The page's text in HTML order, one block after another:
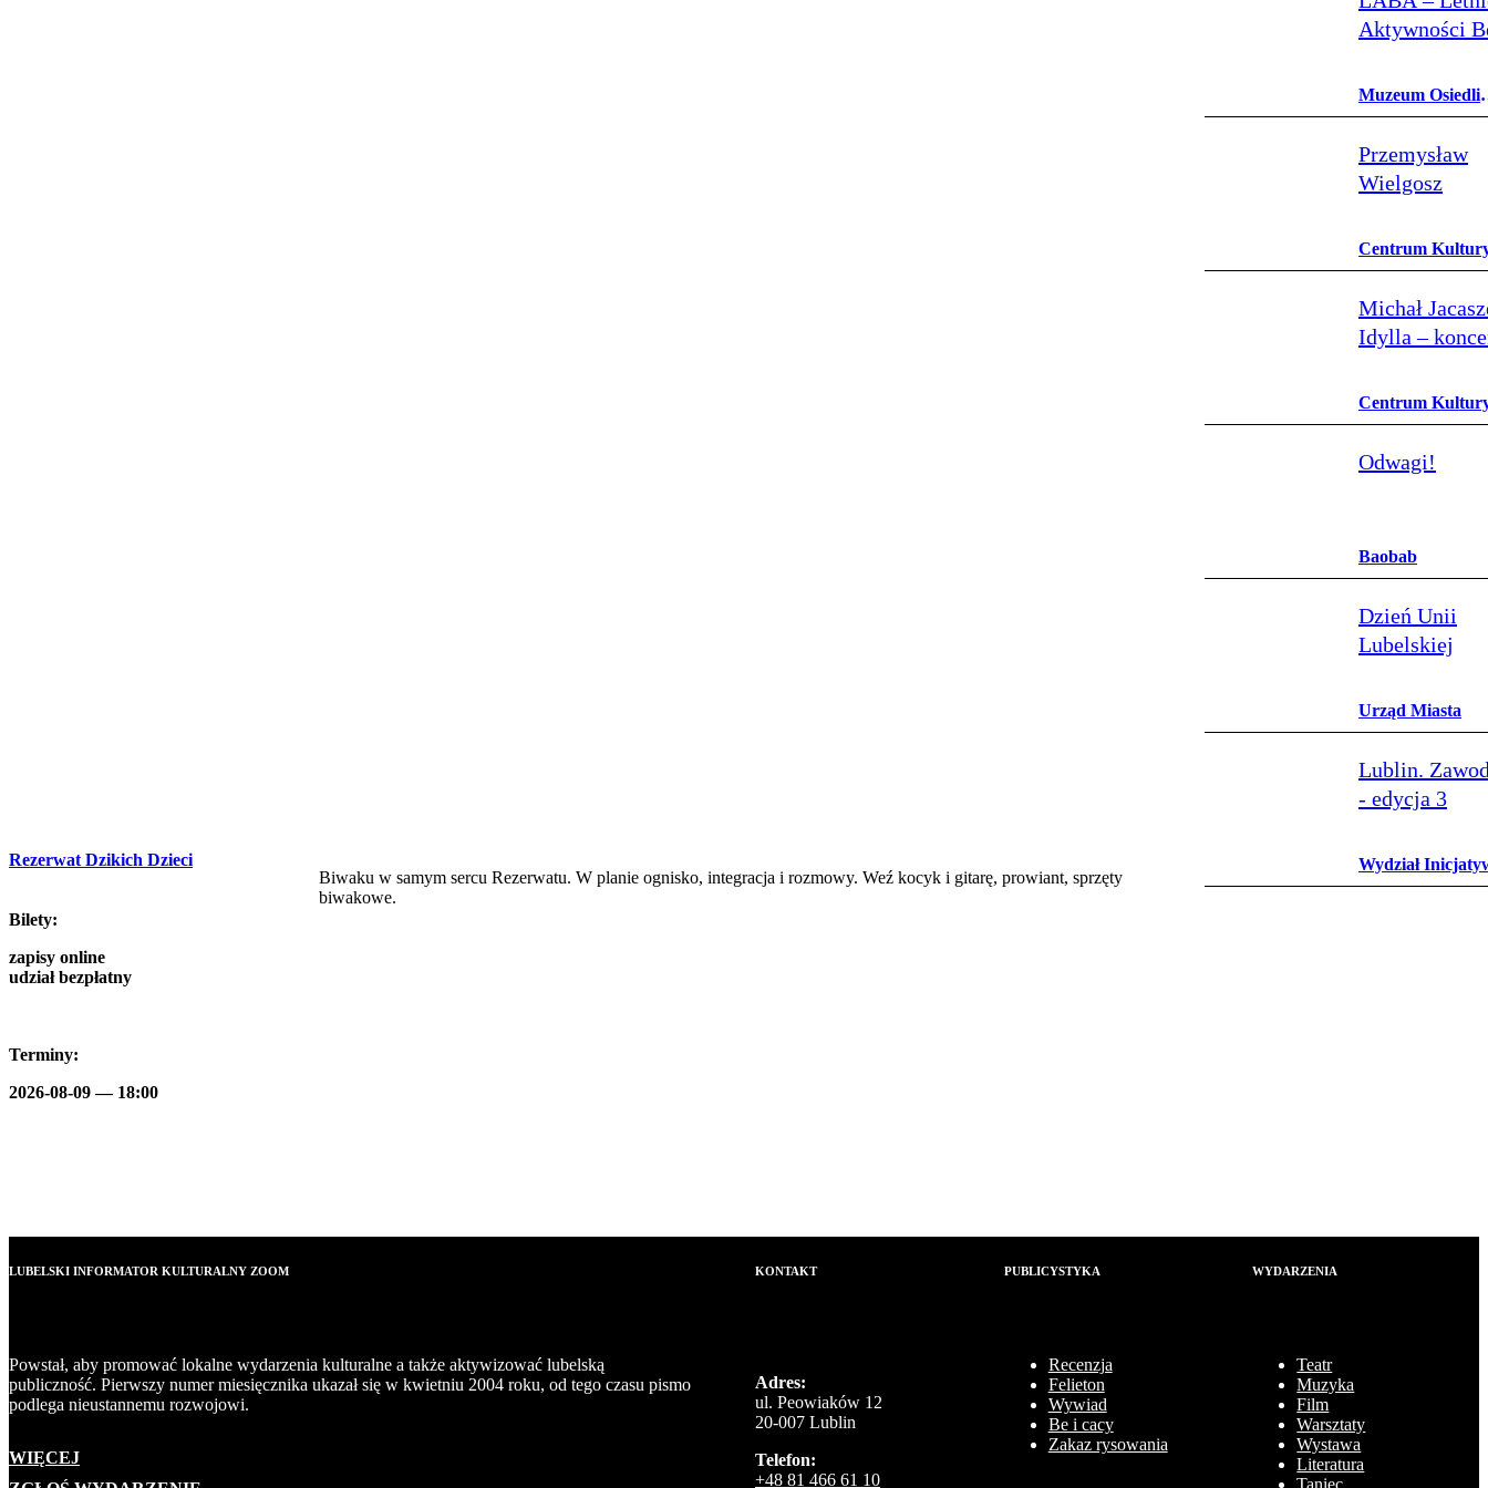
Rezerwat Dzikich Dzieci
Bilety:
zapisy online
udział bezpłatny
Terminy:
2026-08-09 — 18:00
Biwaku w samym sercu Rezerwatu. W planie ognisko, integracja i rozmowy. Weź kocyk i gitarę, prowiant, sprzęty
biwakowe.
Aktywności
Muzeum Osiedli
Mieszkaniowych
Przemysław
Wielgosz
Centrum
Lublinie
Michał
Idylla –
Centrum
Lublinie
Odwagi!
Baobab
Dzień Unii
Lubelskiej
Urząd Miasta
Lublin.
- edycja 3
Wydział
Programów
LUBELSKI INFORMATOR KULTURALNY ZOOM
Powstał, aby promować lokalne wydarzenia kulturalne a także aktywizować lubelską
publiczność. Pierwszy numer miesięcznika ukazał się w kwietniu 2004 roku, od tego czasu pismo
podlega nieustannemu rozwojowi.
WIĘCEJ
KONTAKT
Adres:
ul. Peowiaków 12
20-007 Lublin
Telefon:
+48 81 466 61 10
PUBLICYSTYKA
Recenzja
Felieton
Wywiad
Be i cacy
Zakaz rysowania
WYDARZENIA
Teatr
Muzyka
Film
Warsztaty
Wystawa
Literatura
Taniec